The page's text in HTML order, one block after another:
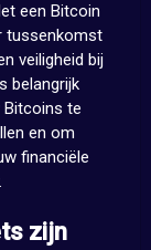
een Bitcoin
tussenkomst
veiligheid bij
belangrijk
te
en om
financiële
zijn